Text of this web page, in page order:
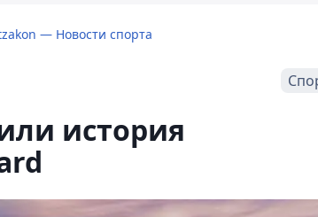
— Новости спорта
история